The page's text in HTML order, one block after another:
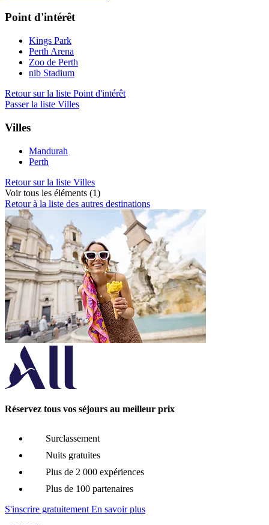
Point d'intérêt
Kings Park
Perth Arena
Zoo de Perth
nib Stadium
Retour sur la liste Point d'intérêt
Passer la liste Villes
Villes
Mandurah
Perth
Retour sur la liste Villes
Voir tous les éléments (1)
Retour à la liste des autres destinations
Réservez tous vos séjours au meilleur prix
Surclassement
Nuits gratuites
Plus de 2 000 expériences
Plus de 100 partenaires
S'inscrire gratuitement En savoir plus